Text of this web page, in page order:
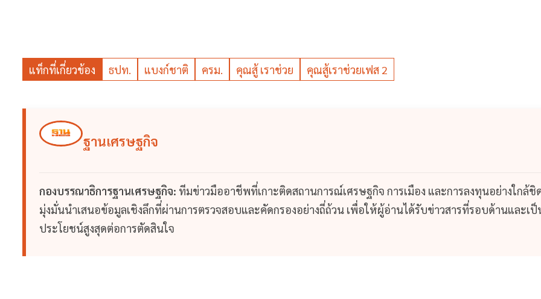
แท็กที่เกี่ยวข้อง ธปท. แบงก์ชาติ ครม. คุณสู้ เราช่วย คุณสู้เราช่วยเฟส 2
ฐานเศรษฐกิจ
กองบรรณาธิการฐานเศรษฐกิจ: ทีมข่าวมืออาชีพที่เกาะติดสถานการณ์เศรษฐกิจ การเมือง และการลงทุนอย่างใกล้ชิ
มุ่งมั่นนำเสนอข้อมูลเชิงลึกที่ผ่านการตรวจสอบและคัดกรองอย่างถี่ถ้วน เพื่อให้ผู้อ่านได้รับข่าวสารที่รอบด้านและเป็
ประโยชน์สูงสุดต่อการตัดสินใจ